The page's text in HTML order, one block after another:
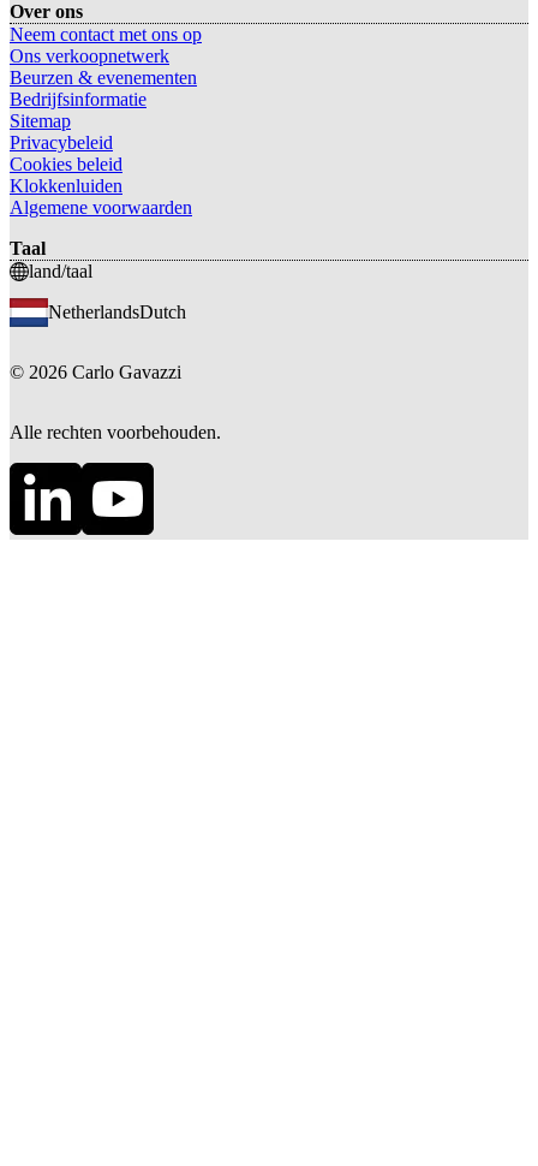
Over ons
Neem contact met ons op
Ons verkoopnetwerk
Beurzen & evenementen
Bedrijfsinformatie
Sitemap
Privacybeleid
Cookies beleid
Klokkenluiden
Algemene voorwaarden
Taal
land/taal
NetherlandsDutch
© 2026 Carlo Gavazzi
Alle rechten voorbehouden.